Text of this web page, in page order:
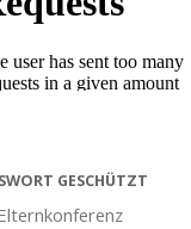
GESCHÜTZT